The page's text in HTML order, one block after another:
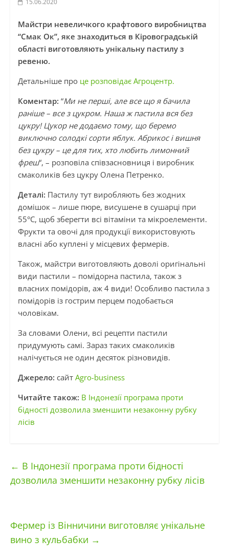
15.06.2020
Майстри невеличкого крафтового виробництва
“Смак Ок”, яке знаходиться в Кіровоградській
області виготовляють унікальну пастилу з
ревеню.
Детальніше про це розповідає Агроцентр.
Коментар: “Ми не перші, але все що я бачила
раніше – все з цукром. Наша ж пастила вся без
цукру! Цукор не додаємо тому, що беремо
виключно солодкі сорти яблук. Абрикос і вишня
без цукру – це для тих, хто любить лимонний
фреш“, – розповіла співзасновниця і виробник
смаколиків без цукру Олена Петренко.
Деталі: Пастилу тут виробляють без жодних
домішок – лише пюре, висушене в сушарці при
55°С, щоб зберегти всі вітаміни та мікроелементи.
Фрукти та овочі для продукції використовують
власні або куплені у місцевих фермерів.
Також, майстри виготовляють доволі оригінальні
види пастили – помідорна пастила, також з
власних помідорів, аж 4 види! Особливо пастила з
помідорів із гострим перцем подобається
чоловікам.
За словами Олени, всі рецепти пастили
придумують самі. Зараз таких смаколиків
налічується не один десяток різновидів.
Джерело: сайт Agro-business
Читайте також: В Індонезії програма проти
бідності дозволила зменшити незаконну рубку
лісів
← В Індонезії програма проти бідності
дозволила зменшити незаконну рубку лісів
Фермер із Вінничини виготовляє унікальне
вино з кульбабки →